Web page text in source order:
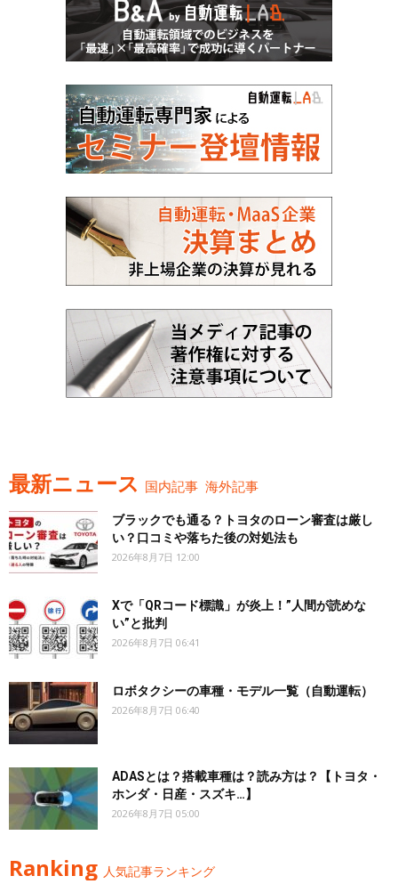
最新ニュース 国内記事 海外記事
ブラックでも通る？トヨタのローン審査は厳し
い？口コミや落ちた後の対処法も
2026年8月7日 12:00
Xで「QRコード標識」が炎上！”人間が読めな
い”と批判
2026年8月7日 06:41
ロボタクシーの車種・モデル一覧（自動運転）
2026年8月7日 06:40
ADASとは？搭載車種は？読み方は？【トヨタ・
ホンダ・日産・スズキ…】
2026年8月7日 05:00
Ranking 人気記事ランキング